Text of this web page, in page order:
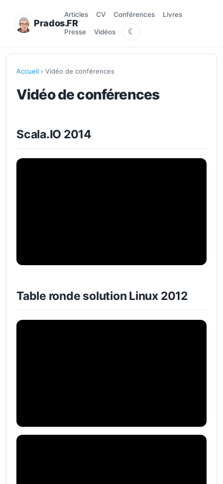
Prados.FR
Articles CV Conférences Livres
Presse Vidéos ☾
Accueil › Vidéo de conférences
Vidéo de conférences
Scala.IO 2014
Table ronde solution Linux 2012